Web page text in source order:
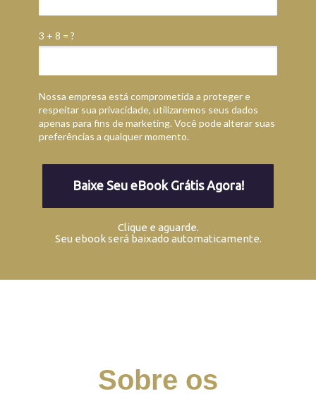
3 + 8 = ?
Nossa empresa está comprometida a proteger e
respeitar sua privacidade, utilizaremos seus dados
apenas para fins de marketing. Você pode alterar suas
preferências a qualquer momento.
Baixe Seu eBook Grátis Agora!
Clique e aguarde.
Seu ebook será baixado automaticamente.
Sobre os